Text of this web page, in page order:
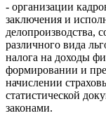
- организации
заключения и
делопроизводства,
различного вида
налога на доходы
формировании и
начислении
статистической
законами.